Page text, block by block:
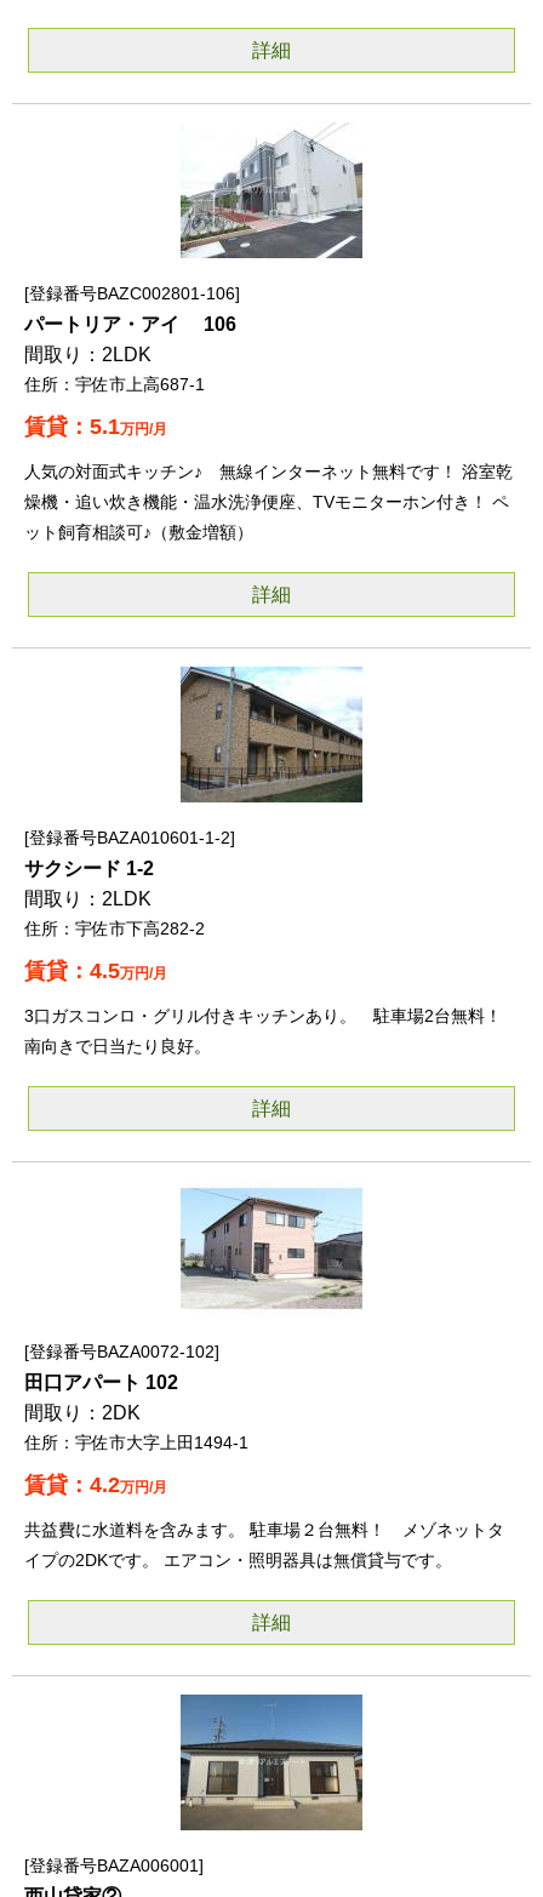
詳細
登録番号BAZC002801-106
パートリア・アイ 106
2LDK
宇佐市上高687-1
5.1万円/月
人気の対面式キッチン♪ 無線インターネット無料です！ 浴室乾
燥機・追い炊き機能・温水洗浄便座、TVモニターホン付き！ ペ
ット飼育相談可♪（敷金増額）
詳細
登録番号BAZA010601-1-2
サクシード 1-2
2LDK
宇佐市下高282-2
4.5万円/月
3口ガスコンロ・グリル付きキッチンあり。 駐車場2台無料！
南向きで日当たり良好。
詳細
登録番号BAZA0072-102
田口アパート 102
2DK
宇佐市大字上田1494-1
4.2万円/月
共益費に水道料を含みます。 駐車場２台無料！ メゾネットタ
イプの2DKです。 エアコン・照明器具は無償貸与です。
詳細
登録番号BAZA006001